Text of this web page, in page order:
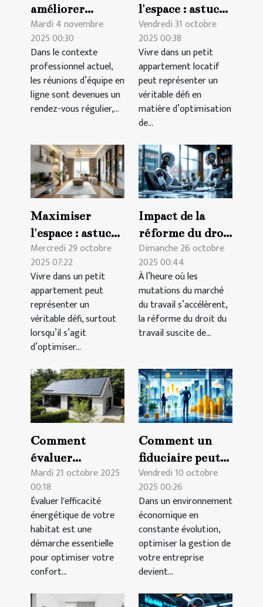
améliorer
l'efficacité des
réunions
d'équipe en ligne
Mardi 4 novembre
2025 00:30
Dans le contexte
professionnel actuel,
les réunions d’équipe en
ligne sont devenues un
rendez-vous régulier,...
l'espace : astuces
pour petits
appartements
locatifs
Vendredi 31 octobre
2025 00:38
Vivre dans un petit
appartement locatif
peut représenter un
véritable défi en
matière d’optimisation
de...
Maximiser
l'espace : astuces
pour petits
appartements
Mercredi 29 octobre
2025 07:22
Vivre dans un petit
appartement peut
représenter un
véritable défi, surtout
lorsqu’il s’agit
d’optimiser...
Impact de la
réforme du droit
du travail sur les
contrats
temporaires
Dimanche 26 octobre
2025 00:44
À l’heure où les
mutations du marché
du travail s’accélèrent,
la réforme du droit du
travail suscite de...
Comment
évaluer
l'efficacité
énergétique de
votre habitat ?
Mardi 21 octobre 2025
00:18
Évaluer l'efficacité
énergétique de votre
habitat est une
démarche essentielle
pour optimiser votre
confort...
Comment un
fiduciaire peut
transformer la
gestion de votre
entreprise ?
Vendredi 10 octobre
2025 00:26
Dans un environnement
économique en
constante évolution,
optimiser la gestion de
votre entreprise
devient...